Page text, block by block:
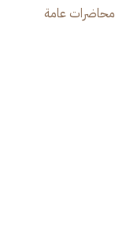
محاضرات عامة